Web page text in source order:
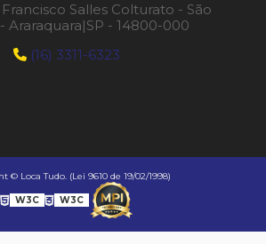
Salles Colturato - São
Araraquara|SP - 14800-000
(16) 3311-6323
© Loca Tudo. (Lei 9610 de 19/02/1998)
W3C W3C